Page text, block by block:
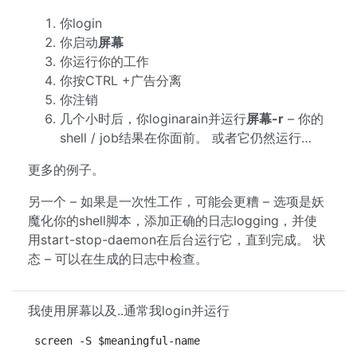
你login
你启动屏幕
你运行你的工作
你按CTRL +广告分离
你注销
几个小时后，你loginarain并运行屏幕-r – 你的
shell / job结果在你面前。 或者它仍然运行…
更多的例子。
另一个 – 如果是一次性工作，可能会更糟 – 选项是妖
魔化你的shell脚本，添加正确的日志logging，并使
用start-stop-daemon在后台运行它，直到完成。 状
态 – 可以在生成的日志中检查。
我使用屏幕以及..通常我login并运行
screen -S $meaningful-name